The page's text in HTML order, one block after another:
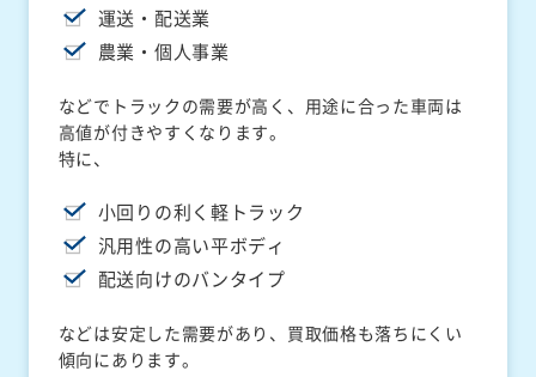
運送・配送業
農業・個人事業
などでトラックの需要が高く、用途に合った車両は
高値が付きやすくなります。
特に、
小回りの利く軽トラック
汎用性の高い平ボディ
配送向けのバンタイプ
などは安定した需要があり、買取価格も落ちにくい
傾向にあります。